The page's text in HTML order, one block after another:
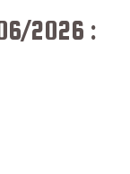
06/2026 :